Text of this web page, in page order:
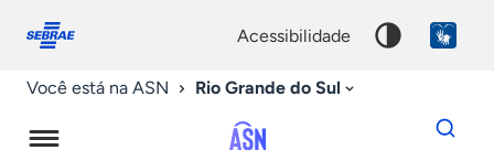
conosco
acessibilidade
Você está na ASN Rio Grande do Sul
Dados
para